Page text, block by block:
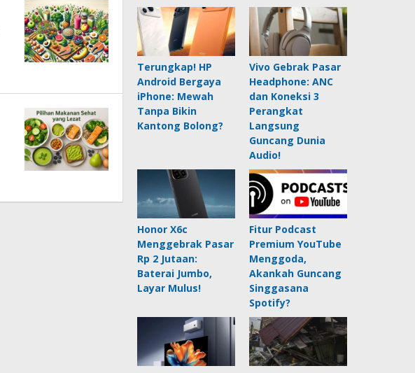
Terungkap! HP
Android Bergaya
iPhone: Mewah
Tanpa Bikin
Kantong Bolong?
Vivo Gebrak Pasar
Headphone: ANC
dan Koneksi 3
Perangkat
Langsung
Guncang Dunia
Audio!
Honor X6c
Menggebrak Pasar
Rp 2 Jutaan:
Baterai Jumbo,
Layar Mulus!
Fitur Podcast
Premium YouTube
Menggoda,
Akankah Guncang
Singgasana
Spotify?